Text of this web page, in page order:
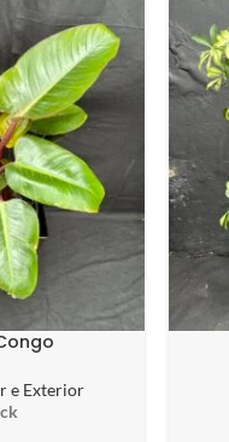
e Exterior